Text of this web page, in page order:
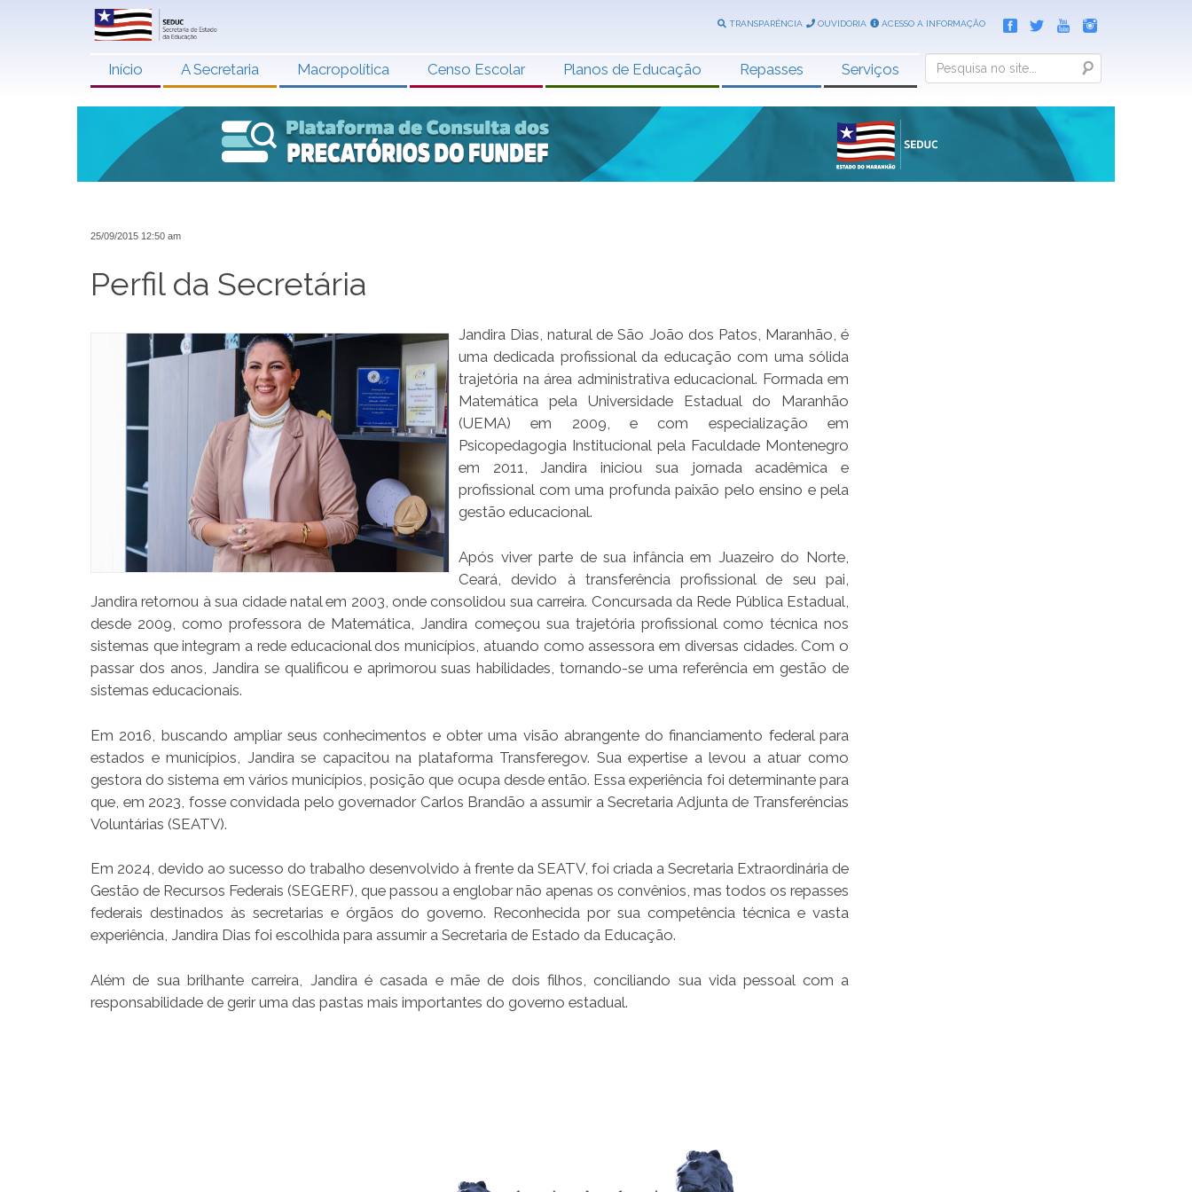
TRANSPARÊNCIA OUVIDORIA ACESSO A INFORMAÇÃO
Início A Secretaria Macropolítica Censo Escolar Planos de Educação Repasses Serviços Search
25/09/2015 12:50 am
Perfil da Secretária
Jandira Dias, natural de São João dos Patos, Maranhão, é
uma dedicada profissional da educação com uma sólida
trajetória na área administrativa educacional. Formada em
Matemática pela Universidade Estadual do Maranhão
(UEMA) em 2009, e com especialização em
Psicopedagogia Institucional pela Faculdade Montenegro
em 2011, Jandira iniciou sua jornada acadêmica e
profissional com uma profunda paixão pelo ensino e pela
gestão educacional.
Após viver parte de sua infância em Juazeiro do Norte,
Ceará, devido à transferência profissional de seu pai,
Jandira retornou à sua cidade natal em 2003, onde consolidou sua carreira. Concursada da Rede Pública Estadual,
desde 2009, como professora de Matemática, Jandira começou sua trajetória profissional como técnica nos
sistemas que integram a rede educacional dos municípios, atuando como assessora em diversas cidades. Com o
passar dos anos, Jandira se qualificou e aprimorou suas habilidades, tornando-se uma referência em gestão de
sistemas educacionais.
Em 2016, buscando ampliar seus conhecimentos e obter uma visão abrangente do financiamento federal para
estados e municípios, Jandira se capacitou na plataforma Transferegov. Sua expertise a levou a atuar como
gestora do sistema em vários municípios, posição que ocupa desde então. Essa experiência foi determinante para
que, em 2023, fosse convidada pelo governador Carlos Brandão a assumir a Secretaria Adjunta de Transferências
Voluntárias (SEATV).
Em 2024, devido ao sucesso do trabalho desenvolvido à frente da SEATV, foi criada a Secretaria Extraordinária de
Gestão de Recursos Federais (SEGERF), que passou a englobar não apenas os convênios, mas todos os repasses
federais destinados às secretarias e órgãos do governo. Reconhecida por sua competência técnica e vasta
experiência, Jandira Dias foi escolhida para assumir a Secretaria de Estado da Educação.
Além de sua brilhante carreira, Jandira é casada e mãe de dois filhos, conciliando sua vida pessoal com a
responsabilidade de gerir uma das pastas mais importantes do governo estadual.